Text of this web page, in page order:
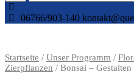
06766/903-140
Startseite / Unser Programm /
Zierpflanzen / Bonsai –